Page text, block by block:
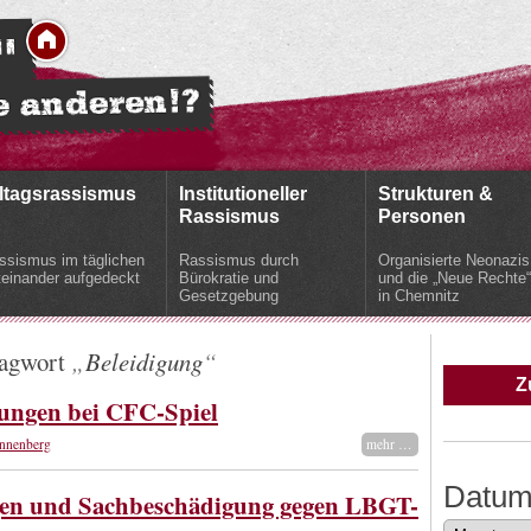
im täglichen
aufgedeckt
Institutioneller
Rassismus
Rassismus durch
Bürokratie und
Gesetzgebung
Strukturen &
Personen
Organisierte Neonazis
und die „Neue Rechte“
in Chemnitz
Beleidigung
bei CFC-Spiel
mehr …
und Sachbeschädigung gegen LBGT-